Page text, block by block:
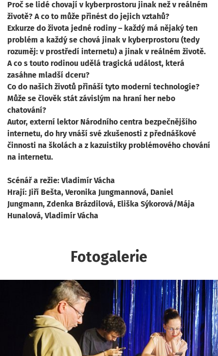
Proč se lidé chovají v kyberprostoru jinak než v reálném
životě? A co to může přinést do jejich vztahů?
Exkurze do života jedné rodiny – každý má nějaký ten
problém a každý se chová jinak v kyberprostoru (tedy
rozuměj: v prostředí internetu) a jinak v reálném životě.
A co s touto rodinou udělá tragická událost, která
zasáhne mladší dceru?
Co do našich životů přináší tyto moderní technologie?
Může se člověk stát závislým na hraní her nebo
chatování?
Autor, externí lektor Národního centra bezpečnějšího
internetu, do hry vnáší své zkušenosti z přednáškové
činnosti na školách a z kazuistiky problémového chování
na internetu.
Scénář a režie: Vladimír Vácha
Hrají: Jiří Bešta, Veronika Jungmannová, Daniel
Jungmann, Zdenka Brázdilová, Eliška Sýkorová/Mája
Hunalová, Vladimír Vácha
Fotogalerie